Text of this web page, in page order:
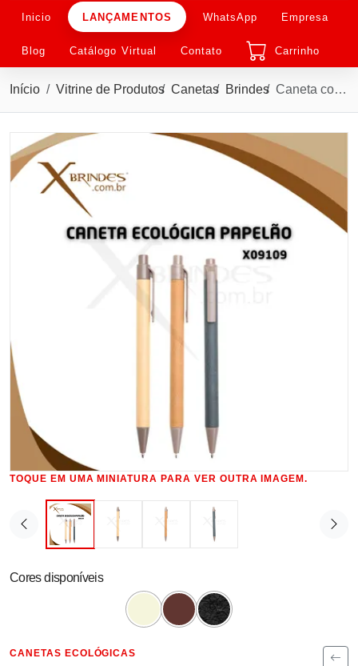
Inicio LANÇAMENTOS WhatsApp Empresa
Blog Catálogo Virtual Contato Carrinho
Início Vitrine de Produtos Canetas Brindes Caneta com corpo em papelão, ponteira e clip em plástico ABS X09109
TOQUE EM UMA MINIATURA PARA VER OUTRA IMAGEM.
Cores disponíveis
CANETAS ECOLÓGICAS